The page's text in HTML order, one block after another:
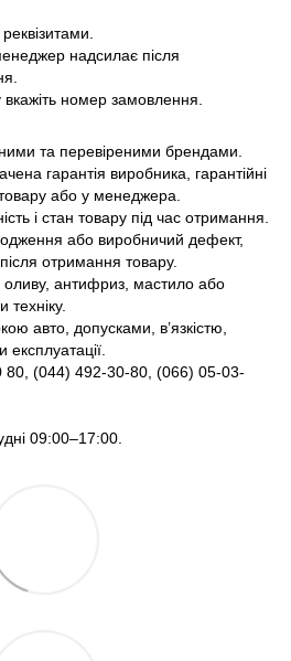
надсилає після
номер замовлення.
та перевіреними брендами.
гарантія виробника, гарантійні
або у менеджера.
і стан товару під час отримання.
або виробничий дефект,
отримання товару.
антифриз, мастило або
техніку.
авто, допусками, в’язкістю,
(044) 492-30-80, (066) 05-03-
09:00–17:00.